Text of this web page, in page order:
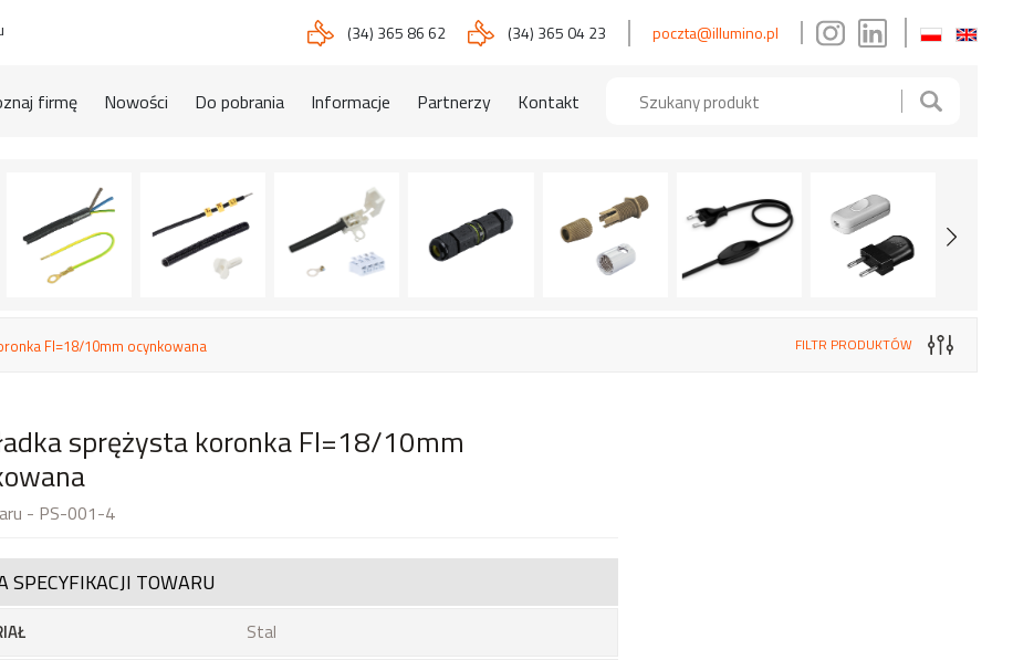
(34) 365 86 62 (34) 365 04 23 poczta@illumino.pl
firmę Nowości Do pobrania Informacje Partnerzy Kontakt
FI=18/10mm ocynkowana FILTR PRODUKTÓW
sprężysta koronka FI=18/10mm
- PS-001-4
SPECYFIKACJI TOWARU
Stal